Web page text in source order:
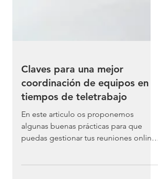
Claves para una mejor
coordinación de equipos en
tiempos de teletrabajo
En este articulo os proponemos